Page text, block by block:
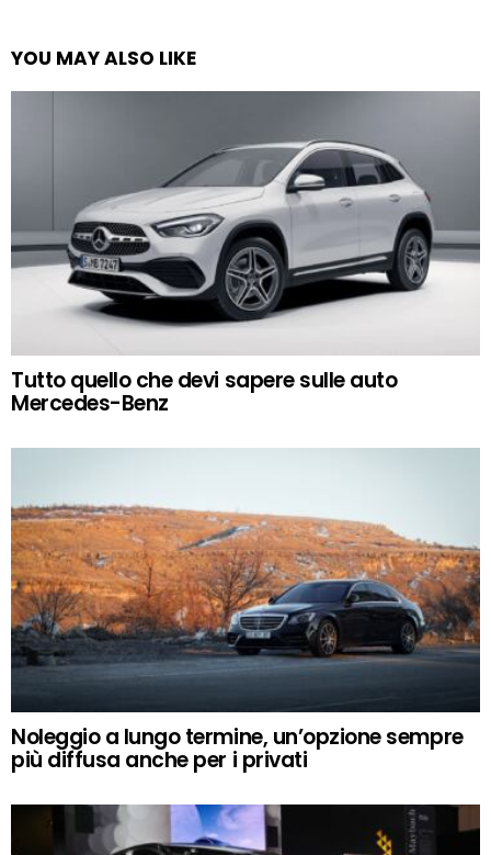
YOU MAY ALSO LIKE
Tutto quello che devi sapere sulle auto
Mercedes-Benz
Noleggio a lungo termine, un’opzione sempre
più diffusa anche per i privati